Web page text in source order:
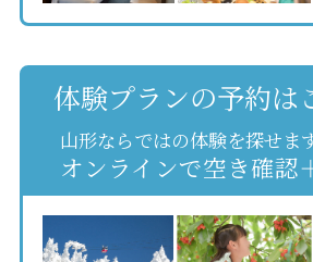
体験プランの予約は
山形ならではの体験を探せま
オンラインで空き確認